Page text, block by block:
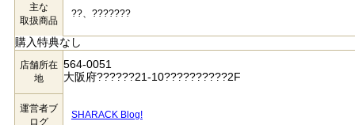
主な
取扱商品
??、???????
購入特典なし
店舗所在
地
564-0051
大阪府??????21-10??????????2F
運営者ブ
ログ
SHARACK Blog!